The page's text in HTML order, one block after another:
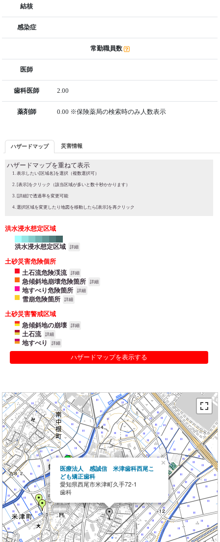
結核
感染症
常勤職員数
医師
歯科医師 2.00
薬剤師 0.00 ※保険薬局の検索時のみ人数表示
ハザードマップ 災害情報
ハザードマップを重ねて表示
表示したい[区域名]を選択（複数選択可）
[表示]をクリック（該当区域が多いと数十秒かかります）
[詳細]で透過率を変更可能
選択区域を変更したり地図を移動したら[表示]を再クリック
洪水浸水想定区域
洪水浸水想定区域 詳細
土砂災害危険個所
土石流危険渓流
詳細
急傾斜地崩壊危険箇所 詳細
地すべり危険箇所 詳細
雪崩危険箇所 詳細
土砂災害警戒区域
急傾斜地の崩壊
詳細
土石流 詳細
地すべり 詳細
ハザードマップを表示する
医療法人 感誠信 米津歯科西尾こ
ども矯正歯科
愛知県西尾市米津町久手72-1
歯科
×